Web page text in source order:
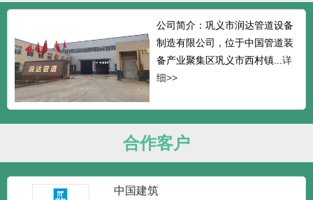
公司简介：巩义市润达管道设备
制造有限公司，位于中国管道装
备产业聚集区巩义市西村镇... 详
细>>
合作客户
中国建筑